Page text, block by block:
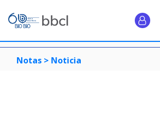
Notas > Noticia